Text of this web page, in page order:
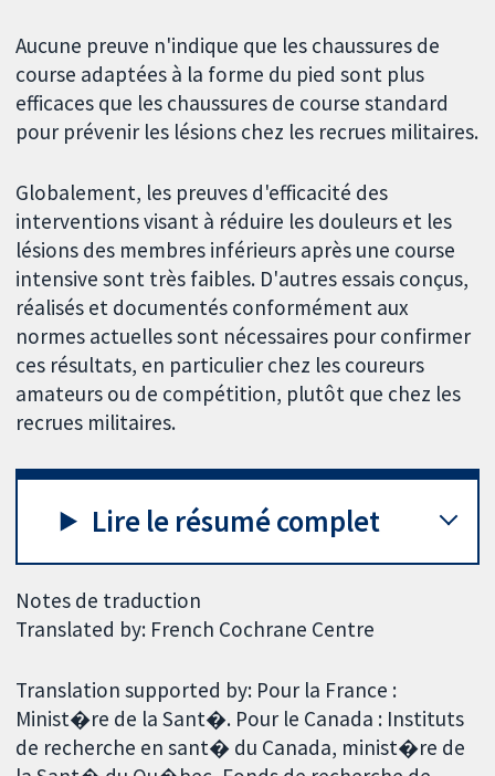
Aucune preuve n'indique que les chaussures de
course adaptées à la forme du pied sont plus
efficaces que les chaussures de course standard
pour prévenir les lésions chez les recrues militaires.
Globalement, les preuves d'efficacité des
interventions visant à réduire les douleurs et les
lésions des membres inférieurs après une course
intensive sont très faibles. D'autres essais conçus,
réalisés et documentés conformément aux
normes actuelles sont nécessaires pour confirmer
ces résultats, en particulier chez les coureurs
amateurs ou de compétition, plutôt que chez les
recrues militaires.
Lire le résumé complet
Notes de traduction
Translated by: French Cochrane Centre
Translation supported by: Pour la France :
Minist�re de la Sant�. Pour le Canada : Instituts
de recherche en sant� du Canada, minist�re de